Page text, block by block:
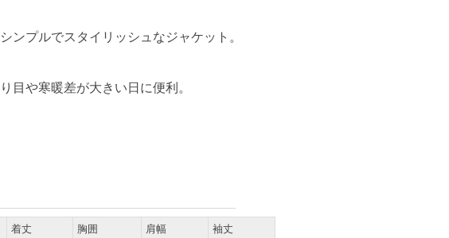
ンプルでスタイリッシュなジャケット。
目や寒暖差が大きい日に便利。
着丈 胸囲 肩幅 袖丈